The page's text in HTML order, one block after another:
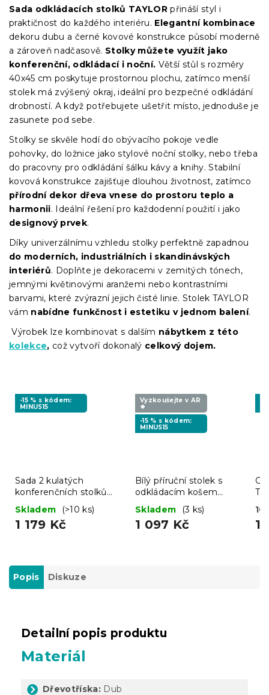
Sada odkládacích stolků TAYLOR přináší styl i
praktičnost do každého interiéru. Elegantní kombinace
dekoru dubu a černé kovové konstrukce působí moderně
a zároveň nadčasově. Stolky můžete využít jako
konferenční, odkládací i noční. Větší stůl s rozměry
40x45 cm poskytuje prostornou plochu, zatímco menší
stolek má zvýšený okraj, ideální pro bezpečné odkládání
drobností. A když potřebujete ušetřit místo, jednoduše je
zasunete pod sebe.
Stolky se skvěle hodí do obývacího pokoje vedle
pohovky, do ložnice jako stylové noční stolky, nebo třeba
do pracovny pro odkládání šálku kávy a knihy. Stabilní
kovová konstrukce zajišťuje dlouhou životnost, zatímco
přírodní dekor dřeva vnese do prostoru teplo a
harmonii. Ideální řešení pro každodenní použití i jako
designový prvek.
Díky univerzálnímu vzhledu stolky perfektně zapadnou
do moderních, industriálních i skandinávských
interiérů. Doplňte je dekoracemi v zemitých tónech,
jemnými květinovými aranžemi nebo kontrastními
barvami, které zvýrazní jejich čisté linie. Stolek TAYLOR
vám nabídne funkčnost i estetiku v jednom balení.
Výrobek lze kombinovat s dalším nábytkem z této
kolekce, což vytvoří dokonalý celkový dojem.
-15 % s kódem:
MINUS15
Sada 2 kulatých
konferenčních stolků
DUET, černá/dub
sonoma
Skladem (>10 ks)
1 179 Kč
Vyzkoušejte v AR
❖
-15 % s kódem:
MINUS15
Bílý příruční stolek s
odkládacím košem
SALMA
Skladem (3 ks)
1 097 Kč
10
1
Popis Diskuze
Detailní popis produktu
Materiál
Dřevotříska: Dub